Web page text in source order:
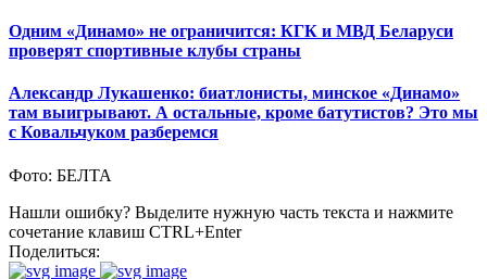
Одним «Динамо» не ограничится: КГК и МВД Беларуси
проверят спортивные клубы страны
Александр Лукашенко: биатлонисты, минское «Динамо»
там выигрывают. А остальные, кроме батутистов? Это мы
с Ковальчуком разберемся
Фото: БЕЛТА
Нашли ошибку? Выделите нужную часть текста и нажмите
сочетание клавиш CTRL+Enter
Поделиться: